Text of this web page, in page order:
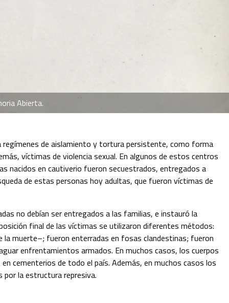
Abierta.
de aislamiento y tortura persistente, como forma
víctimas de violencia sexual. En algunos de estos centros
nacidos en cautiverio fueron secuestrados, entregados a
de estas personas hoy adultas, que fueron víctimas de
no debían ser entregados a las familias, e instauró la
final de las víctimas se utilizaron diferentes métodos:
la muerte–; fueron enterradas en fosas clandestinas; fueron
enfrentamientos armados. En muchos casos, los cuerpos
cementerios de todo el país. Además, en muchos casos los
por la estructura represiva.